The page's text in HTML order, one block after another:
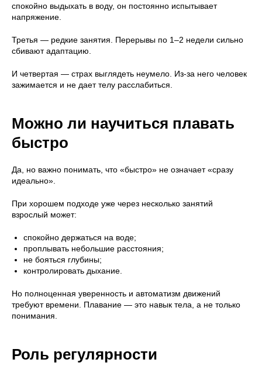
спокойно выдыхать в воду, он постоянно испытывает
напряжение.
Третья — редкие занятия. Перерывы по 1–2 недели сильно
сбивают адаптацию.
И четвертая — страх выглядеть неумело. Из-за него человек
зажимается и не дает телу расслабиться.
Можно ли научиться плавать
быстро
Да, но важно понимать, что «быстро» не означает «сразу
идеально».
При хорошем подходе уже через несколько занятий
взрослый может:
спокойно держаться на воде;
проплывать небольшие расстояния;
не бояться глубины;
контролировать дыхание.
Но полноценная уверенность и автоматизм движений
требуют времени. Плавание — это навык тела, а не только
понимания.
Роль регулярности